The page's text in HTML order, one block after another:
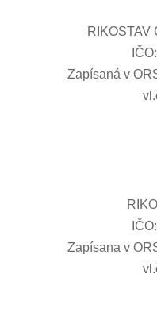
RIKOSTAV
Zapísaná v
Zapísana v